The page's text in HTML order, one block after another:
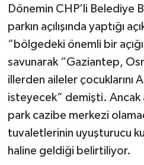
Dönemin CHP’li Belediye
parkın açılışında yaptığı
“bölgedeki önemli bir açığı
savunarak “Gaziantep,
illerden aileler çocuklarını
isteyecek” demişti. Ancak
park cazibe merkezi
tuvaletlerinin uyuşturucu
haline geldiği belirtiliyor.